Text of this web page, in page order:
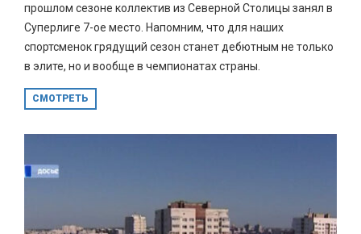
прошлом сезоне коллектив из Северной Столицы занял в
Суперлиге 7-ое место. Напомним, что для наших
спортсменок грядущий сезон станет дебютным не только
в элите, но и вообще в чемпионатах страны.
СМОТРЕТЬ